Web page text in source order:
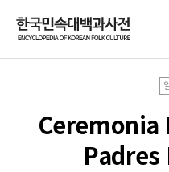
Ceremonia
Padres